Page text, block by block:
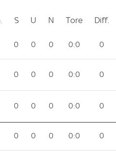
Spiele
SSiege
U Unentschieden
N Niederlagen
Tore ToreDiff.
0 0 0 0:0 0
0 0 0 0:0 0
0 0 0 0:0 0
0 0 0 0:0 0